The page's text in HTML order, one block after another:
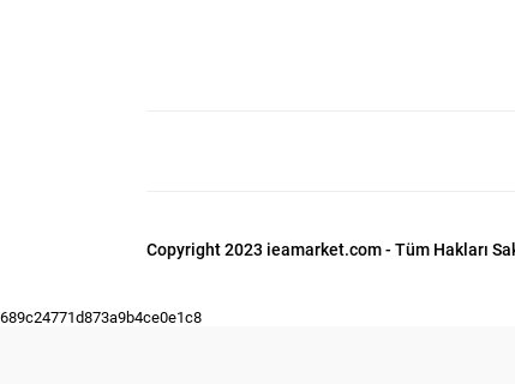
Copyright 2023 ieamarket.com - Tüm Hakları
689c24771d873a9b4ce0e1c8